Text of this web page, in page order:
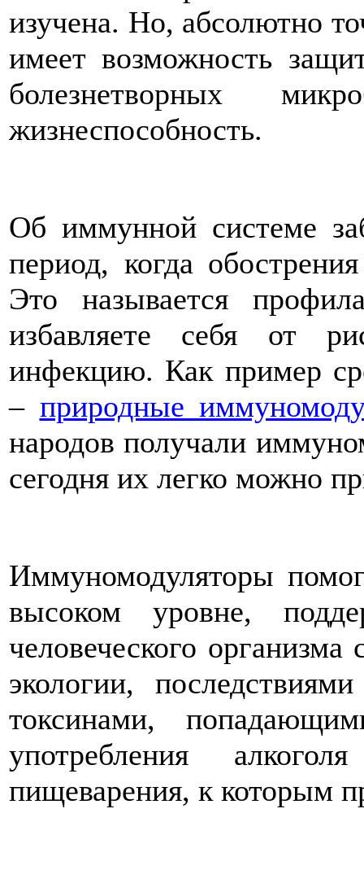
изучена. Но, абсолютно
имеет возможность
болезнетворных
жизнеспособность.
Об иммунной системе
период, когда
Это называется
избавляете себя от
инфекцию. Как пример
– природные
народов получали
сегодня их легко можно
Иммуномодуляторы
высоком уровне,
человеческого
экологии,
токсинами,
употребления
пищеварения, к которым